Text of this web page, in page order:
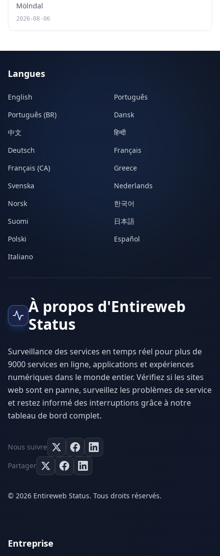
Mölndal
2026-08-06
Langues
English
Português
Português (BR)
Dansk
中文
हिन्दी
Deutsch
Français
Français (CA)
Greece
Svenska
Nederlands
Norsk
한국어
Suomi
日本語
Polski
Español
Italiano
À propos d'Entireweb
Status
Surveillance des services en temps réel pour plus de
9000 services en ligne, applications et expériences
numériques dans le monde entier. Vérifiez si les sites
web sont en panne, surveillez les problèmes de service
et restez informé des interruptions grâce à notre
tableau de bord complet.
Nous suivre
Partager
© 2026 Entireweb Status. Tous droits réservés.
Entreprise